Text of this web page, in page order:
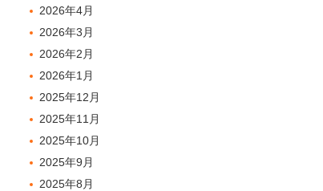
2026年4月
2026年3月
2026年2月
2026年1月
2025年12月
2025年11月
2025年10月
2025年9月
2025年8月